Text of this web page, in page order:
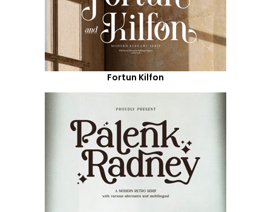
Fortun Kilfon